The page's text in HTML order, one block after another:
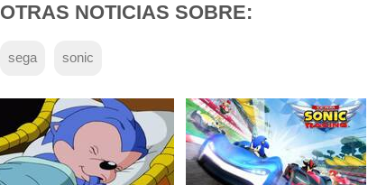
OTRAS NOTICIAS SOBRE:
sega sonic